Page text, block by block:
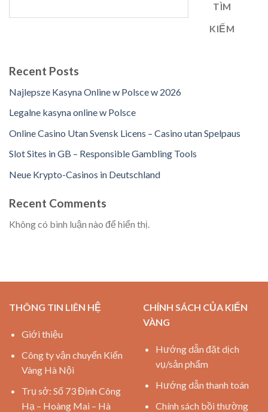
TÌM
KIẾM
Recent Posts
Najlepsze Kasyna Online w Polsce w 2026
Legalne kasyna online w Polsce
Online Casino Utan Svensk Licens – Casino utan Spelpaus
Slot Sites in GB – Responsible Gambling Tools
Neue Krypto-Casinos in Deutschland
Recent Comments
Không có bình luận nào để hiển thị.
THÔNG TIN LIÊN HỆ
Giới thiệu
Công ty vận chuyển Kiến
Vàng Hà Nội
Trụ sở: Số 73 Định Công
Hạ – Hoàng Mai – Hà
CHÍNH SÁCH CỦA KIẾN
VÀNG
Hướng dẫn đặt dịch
vụ/sản phẩm
Hướng dẫn thanh toán
Chính sách bồi thường